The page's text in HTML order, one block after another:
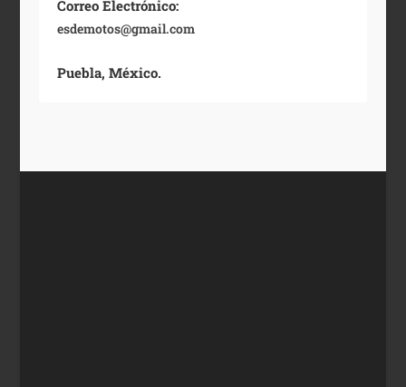
Correo Electrónico:
esdemotos@gmail.com
Puebla, México.